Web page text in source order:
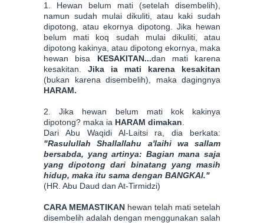
1. Hewan belum mati (setelah disembelih),
namun sudah mulai dikuliti, atau kaki sudah
dipotong, atau ekornya dipotong. Jika hewan
belum mati koq sudah mulai dikuliti, atau
dipotong kakinya, atau dipotong ekornya, maka
hewan bisa KESAKITAN...dan mati karena
kesakitan. Jika ia mati karena kesakitan
(bukan karena disembelih), maka dagingnya
HARAM.
2. Jika hewan belum mati kok kakinya
dipotong? maka ia HARAM dimakan
Dari Abu Waqidi Al-Laitsi ra, dia berkata:
"Rasulullah Shallallahu a'laihi wa sallam
bersabda, yang artinya: Bagian mana saja
yang dipotong dari binatang yang masih
hidup, maka itu sama dengan BANGKAI."
(HR. Abu Daud dan At-Tirmidzi)
CARA MEMASTIKAN hewan telah mati setelah
disembelih adalah dengan menggunakan salah